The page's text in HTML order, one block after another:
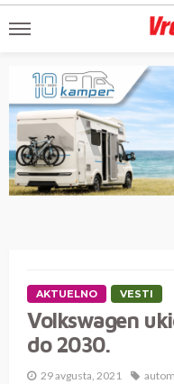
AKTUELNO VESTI
Volkswagen
do 2030.
29 avgusta, 2021